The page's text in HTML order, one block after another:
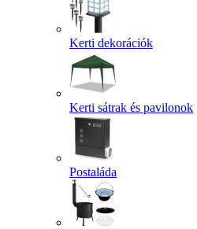
Kerti dekorációk
Kerti sátrak és pavilonok
Postaláda